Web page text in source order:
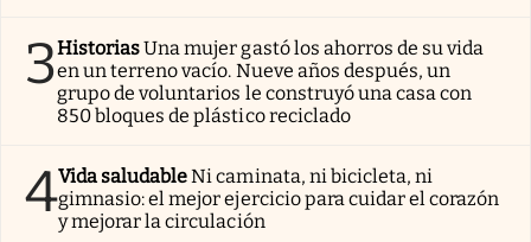
3HistoriasUna mujer gastó los ahorros de su vida
en un terreno vacío. Nueve años después, un
grupo de voluntarios le construyó una casa con
850 bloques de plástico reciclado
4Vida saludableNi caminata, ni bicicleta, ni
gimnasio: el mejor ejercicio para cuidar el corazón
y mejorar la circulación